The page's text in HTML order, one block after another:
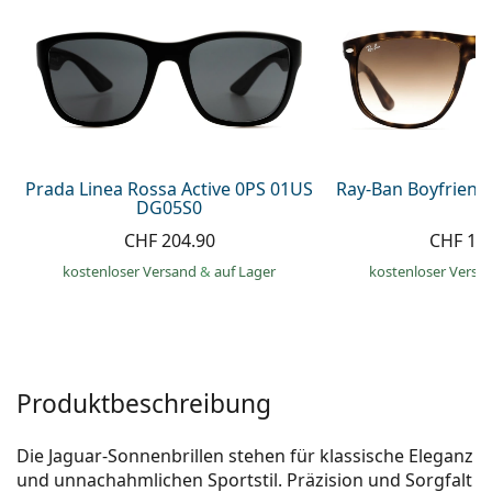
Persol
Prada
Alle Marken
ist offline
Prada Linea Rossa Active 0PS 01US
DG05S0
CHF 204.90
kostenloser Versand& auf Lager
Ray-Ban
CHF
kostenloser
Produktbeschreibung
Die Jaguar-Sonnenbrillen stehen für klassische Eleganz
und unnachahmlichen Sportstil. Präzision und Sorgfalt